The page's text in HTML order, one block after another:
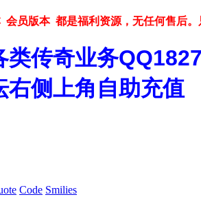
会员版本 都是福利资源，无任何售后
类传奇业务
右侧上角自助充值
Code Smilies